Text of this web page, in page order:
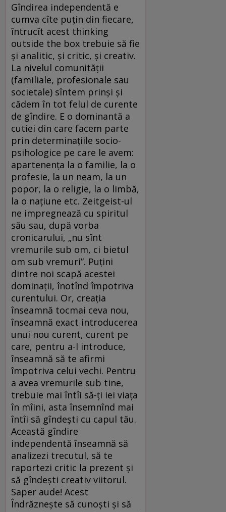
Gîndirea independentă e
cumva cîte puțin din fiecare,
întrucît acest thinking
outside the box trebuie să fie
și analitic, și critic, și creativ.
La nivelul comunității
(familiale, profesionale sau
societale) sîntem prinși și
cădem în tot felul de curente
de gîndire. E o dominantă a
cutiei din care facem parte
prin determinațiile socio-
psihologice pe care le avem:
apartenența la o familie, la o
profesie, la un neam, la un
popor, la o religie, la o limbă,
la o națiune etc. Zeitgeist-ul
ne impregnează cu spiritul
său sau, după vorba
cronicarului, „nu sînt
vremurile sub om, ci bietul
om sub vremuri”. Puțini
dintre noi scapă acestei
dominații, înotînd împotriva
curentului. Or, creația
înseamnă tocmai ceva nou,
înseamnă exact introducerea
unui nou curent, curent pe
care, pentru a-l introduce,
înseamnă să te afirmi
împotriva celui vechi. Pentru
a avea vremurile sub tine,
trebuie mai întîi să-ți iei viața
în mîini, asta însemnînd mai
întîi să gîndești cu capul tău.
Această gîndire
independentă înseamnă să
analizezi trecutul, să te
raportezi critic la prezent și
să gîndești creativ viitorul.
Saper aude! Acest
Îndrăznește să cunoști și să